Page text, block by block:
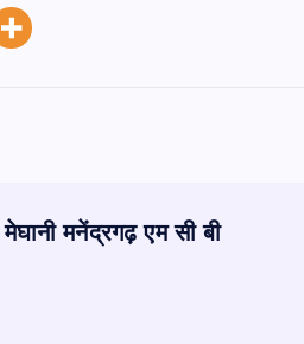
मनेंद्रगढ़ एम सी बी